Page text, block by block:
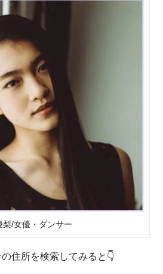
梨/女優・ダンサー
住所を検索してみると👇